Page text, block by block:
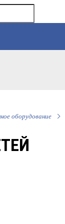
оборудование